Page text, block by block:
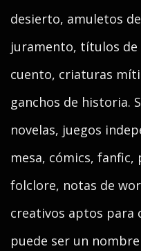
desierto, amuletos
juramento, títulos de
cuento, criaturas
ganchos de historia.
novelas, juegos
mesa, cómics,
folclore, notas de
creativos aptos para
puede ser un